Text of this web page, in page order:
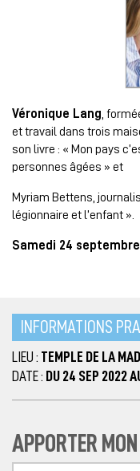
Véronique Lang,
et travail dans trois
son livre : « Mon pays
personnes âgées » et
Myriam Bettens,
légionnaire et l’enfant ».
Samedi 24 septembre
INFORMATIONS
LIEU : TEMPLE DE LA
DATE : DU 24 SEP 2022
APPORTER